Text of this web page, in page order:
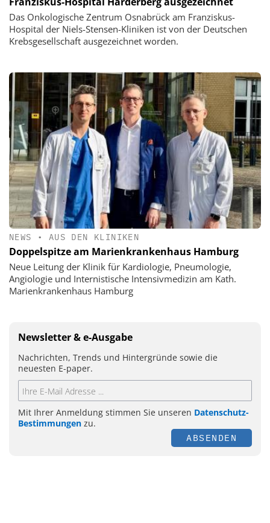
Das Onkologische Zentrum Osnabrück am Franziskus-
Hospital der Niels-Stensen-Kliniken ist von der Deutschen
Krebsgesellschaft ausgezeichnet worden.
NEWS • AUS DEN KLINIKEN
Doppelspitze am Marienkrankenhaus Hamburg
Neue Leitung der Klinik für Kardiologie, Pneumologie,
Angiologie und Internistische Intensivmedizin am Kath.
Marienkrankenhaus Hamburg
Newsletter & e-Ausgabe
Nachrichten, Trends und Hintergründe sowie die
neuesten E-paper.
Mit Ihrer Anmeldung stimmen Sie unseren Datenschutz-
Bestimmungen zu.
ABSENDEN